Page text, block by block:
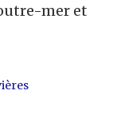
mer et